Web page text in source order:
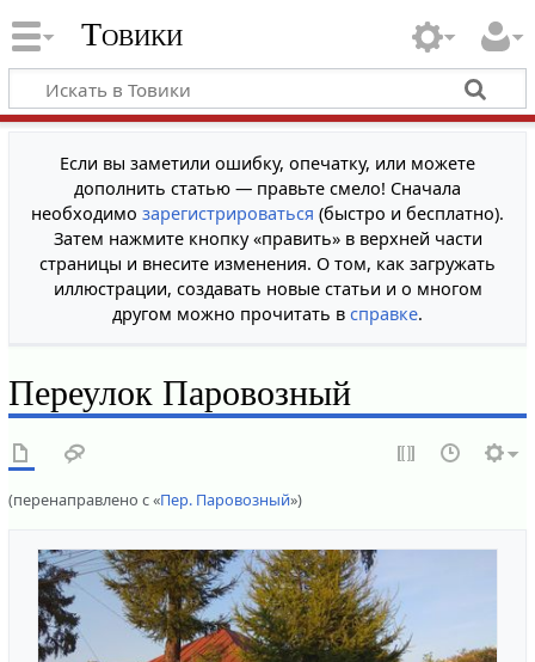
Товики
Если вы заметили ошибку, опечатку, или можете
дополнить статью — правьте смело! Сначала
необходимо зарегистрироваться (быстро и бесплатно).
Затем нажмите кнопку «править» в верхней части
страницы и внесите изменения. О том, как загружать
иллюстрации, создавать новые статьи и о многом
другом можно прочитать в справке.
Переулок Паровозный
(перенаправлено с «Пер. Паровозный»)